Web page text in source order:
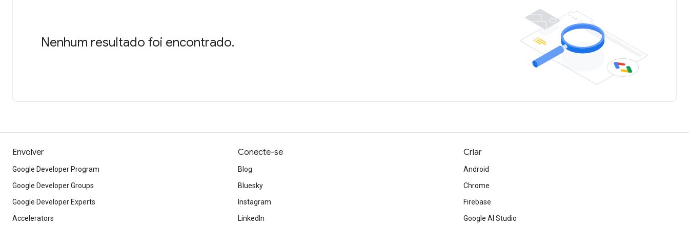
Nenhum resultado foi encontrado.
Envolver
Google Developer Program
Google Developer Groups
Google Developer Experts
Accelerators
Conecte-se
Blog
Bluesky
Instagram
LinkedIn
Criar
Android
Chrome
Firebase
Google AI Studio